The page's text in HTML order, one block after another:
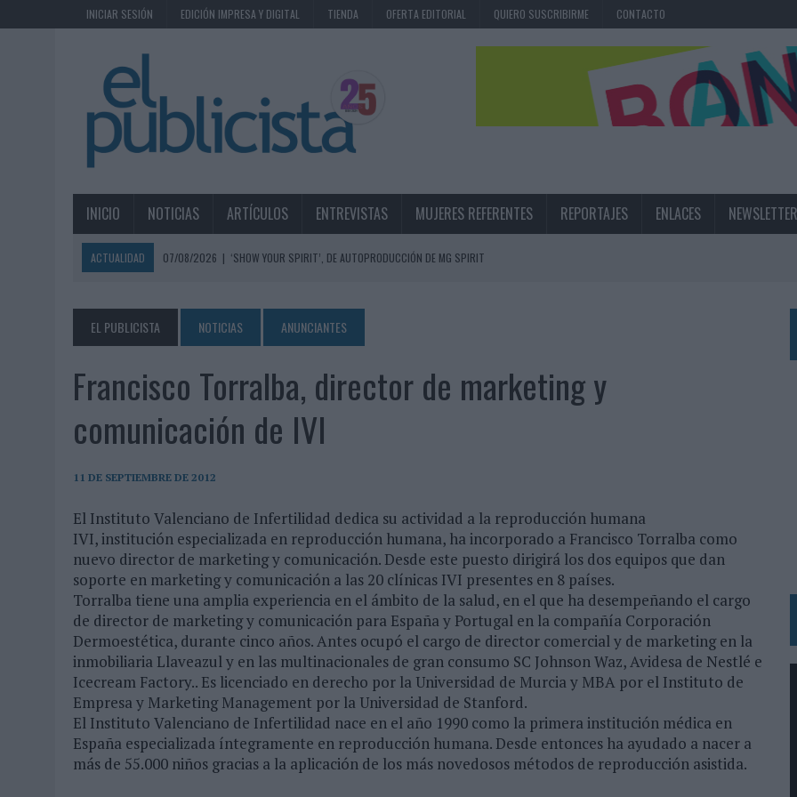
INICIAR SESIÓN EDICIÓN IMPRESA Y DIGITAL TIENDA OFERTA EDITORIAL QUIERO SUSCRIBIRME CONTACTO
INICIO NOTICIAS ARTÍCULOS ENTREVISTAS MUJERES REFERENTES REPORTAJES ENLACES NEWSLETTER
ACTUALIDAD 07/08/2026 | ‘SHOW YOUR SPIRIT’, DE AUTOPRODUCCIÓN DE MG SPIRIT
07/08/2026 | MG SPIRIT RELANZA SU MARCA CON UNA ESTRATEGIA 360º CENTRADA EN EL ORIGEN BARCELONÉS
07/08/2026
PATRÓN CONVIERTE EL NUEVO SINGLE DE ARÓN PIPER EN UNA EXPERIENCIA DE MARCA EN IBIZA
07/08/2026 |
EL VERANO PONE A PRUEBA LA ESTRATEGIA DIGITAL DE LAS MARCAS
VUELING CONVIERTE LOS RECUERDOS EN SOUVENIRS CON IA
06/08/2026
SIETE DE CADA DIEZ EMPRESAS ESPAÑOLAS NO INTEGRAN LA INFANCIA EN SU ESTRATEGIA
06/08/2026
LA TELEVISIÓN SIGUE LIDERANDO EL CONSUMO DE MEDIOS EN VERANO Y SUPERA AL MÓVIL COMO DISPOSITIVO MÁS UTILIZADO
06/08/2026 | EL USO DE LA IA GENERATIVA ALCANZA YA AL 62% DE LOS ESPAÑOLES
06/08/2026 | SYSTEM1 NOMBRA A KIMBERLY BASTONI COMO NUEVA DIRECTORA COMERCIAL GLOBAL
06/08/2026 | FRIGO Y UNIQLO LANZAN UNA COLECCIÓN PERSONALIZABLE INSPIRADA EN CORNETTO, CALIPPO Y SOLERO
06/08/2026 | LA IA ESTÁ SUBIENDO EL LISTÓN DE LA CREATIVIDAD
05/08/2026 | BEON WORLDWIDE LANZA RAÍZ URBANA PARA TRANSFORMAR EL PATRIMONIO HISTÓRICO EN ACTIVOS CULTURALES Y ECONÓMICOS
05/08/2026
FABRA COMUNICACIÓN INCORPORA A CASONÁ Y ASUME LA GESTIÓN DE SUS RELACIONES CON LOS MEDIOS
05/08/2026 | LOPESAN HOTELS & RESORTS ACERCA EL PARAÍSO CANARIO EN SU ÚLTIMA CAMPAÑA INTERNACIONAL
EL PUBLICISTA NOTICIAS ANUNCIANTES
Francisco Torralba, director de marketing y
comunicación de IVI
11 DE SEPTIEMBRE DE 2012
El Instituto Valenciano de Infertilidad dedica su actividad a la reproducción humana
IVI, institución especializada en reproducción humana, ha incorporado a Francisco Torralba como
nuevo director de marketing y comunicación. Desde este puesto dirigirá los dos equipos que dan
soporte en marketing y comunicación a las 20 clínicas IVI presentes en 8 países.
Torralba tiene una amplia experiencia en el ámbito de la salud, en el que ha desempeñando el cargo
de director de marketing y comunicación para España y Portugal en la compañía Corporación
Dermoestética, durante cinco años. Antes ocupó el cargo de director comercial y de marketing en la
inmobiliaria Llaveazul y en las multinacionales de gran consumo SC Johnson Waz, Avidesa de Nestlé e
Icecream Factory.. Es licenciado en derecho por la Universidad de Murcia y MBA por el Instituto de
Empresa y Marketing Management por la Universidad de Stanford.
El Instituto Valenciano de Infertilidad nace en el año 1990 como la primera institución médica en
España especializada íntegramente en reproducción humana. Desde entonces ha ayudado a nacer a
más de 55.000 niños gracias a la aplicación de los más novedosos métodos de reproducción asistida.